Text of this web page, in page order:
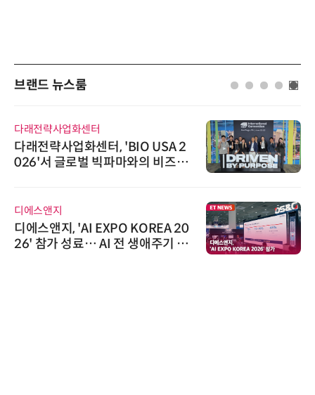
브랜드 뉴스룸
다래전략사업화센터
다래전략사업화센터, 'BIO USA 2
026'서 글로벌 빅파마와의 비즈니
디에스앤지
디에스앤지, 'AI EXPO KOREA 20
26' 참가 성료… AI 전 생애주기 아